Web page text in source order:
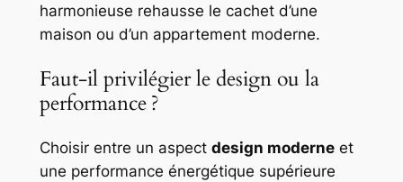
harmonieuse rehausse le cachet d’une
maison ou d’un appartement moderne.
Faut-il privilégier le design ou la
performance ?
Choisir entre un aspect design moderneet
une performance énergétique supérieure